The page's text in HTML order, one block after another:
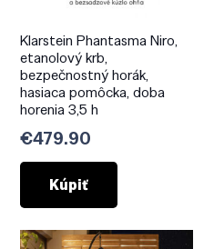
Klarstein Phantasma Niro,
etanolový krb,
bezpečnostný horák,
hasiaca pomôcka, doba
horenia 3,5 h
€479.90
Kúpiť